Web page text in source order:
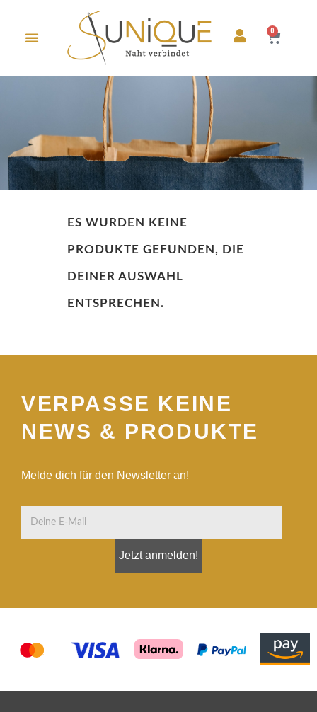
0
ES WURDEN KEINE
PRODUKTE GEFUNDEN, DIE
DEINER AUSWAHL
ENTSPRECHEN.
VERPASSE KEINE
NEWS & PRODUKTE
Melde dich für den Newsletter an!
Jetzt anmelden!